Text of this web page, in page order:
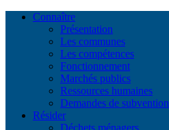
Connaître
Présentation
Les communes
Les compétences
Fonctionnement
Marchés publics
Ressources humaines
Demandes de subvention
Résider
Déchets ménagers